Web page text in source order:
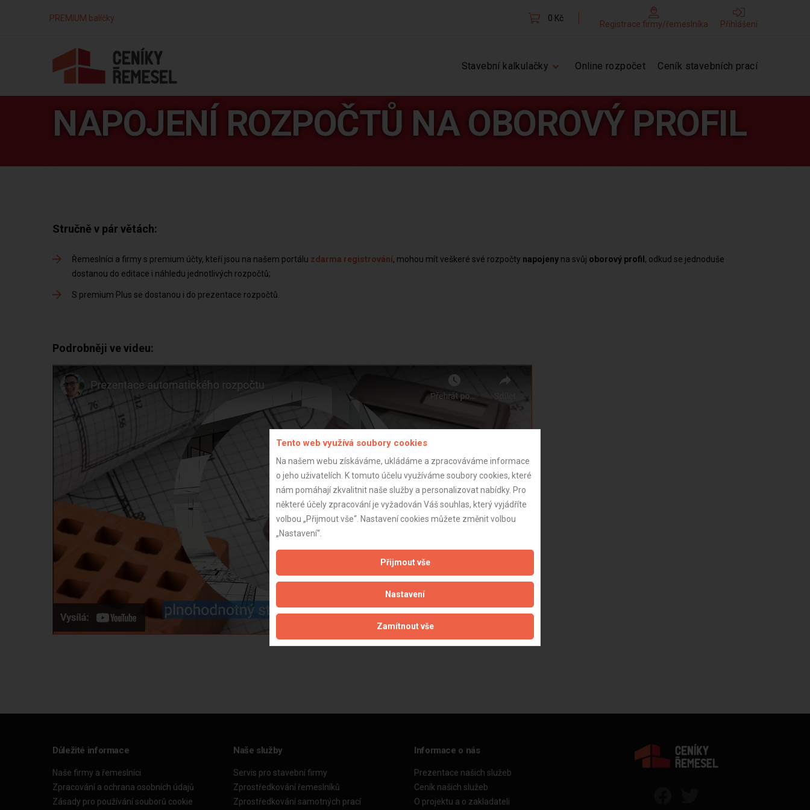
PREMIUM balíčky 0 Kč
Registrace firmy/řemeslníka Přihlášení
Stavební kalkulačky Online rozpočet Ceník stavebních prací
NAPOJENÍ ROZPOČTŮ NA OBOROVÝ PROFIL
Stručně v pár větách:
Řemeslníci a firmy s premium účty, kteří jsou na našem portálu zdarma registrování, mohou mít veškeré své rozpočty napojeny na svůj oborový profil, odkud se jednoduše
dostanou do editace i náhledu jednotlivých rozpočtů
S premium Plus se dostanou i do prezentace rozpočtů
Podrobněji ve videu:
Důležité informace
Naše firmy a řemeslníci
Zpracování a ochrana osobních údajů
Zásady pro používání souborů cookie
Naše služby
Servis pro stavební firmy
Zprostředkování řemeslníků
Zprostředkování samotných prací
Informace o nás
Prezentace našich služeb
Ceník našich služeb
O projektu a o zakladateli
Tento web využívá soubory cookies
Na našem webu získáváme, ukládáme a zpracováváme informace
o jeho uživatelích. K tomuto účelu využíváme soubory cookies, které
nám pomáhají zkvalitnit naše služby a personalizovat nabídky. Pro
některé účely zpracování je vyžadován Váš souhlas, který vyjádříte
volbou „Přijmout vše“. Nastavení cookies můžete změnit volbou
„Nastavení“.
Přijmout vše
Nastavení
Zamítnout vše